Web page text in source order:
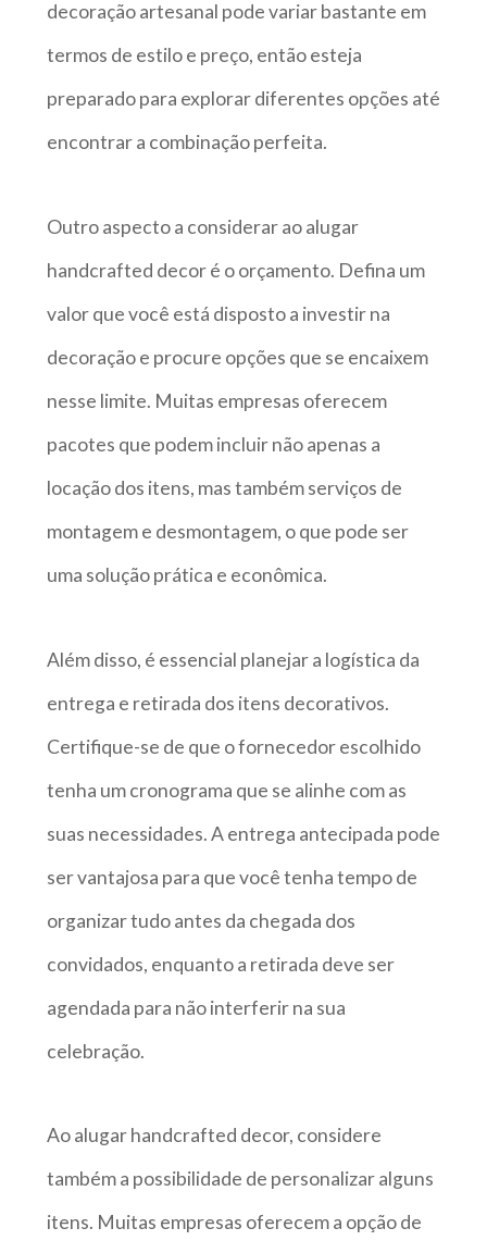
decoração artesanal pode variar bastante em
termos de estilo e preço, então esteja
preparado para explorar diferentes opções até
encontrar a combinação perfeita.
Outro aspecto a considerar ao alugar
handcrafted decor é o orçamento. Defina um
valor que você está disposto a investir na
decoração e procure opções que se encaixem
nesse limite. Muitas empresas oferecem
pacotes que podem incluir não apenas a
locação dos itens, mas também serviços de
montagem e desmontagem, o que pode ser
uma solução prática e econômica.
Além disso, é essencial planejar a logística da
entrega e retirada dos itens decorativos.
Certifique-se de que o fornecedor escolhido
tenha um cronograma que se alinhe com as
suas necessidades. A entrega antecipada pode
ser vantajosa para que você tenha tempo de
organizar tudo antes da chegada dos
convidados, enquanto a retirada deve ser
agendada para não interferir na sua
celebração.
Ao alugar handcrafted decor, considere
também a possibilidade de personalizar alguns
itens. Muitas empresas oferecem a opção de